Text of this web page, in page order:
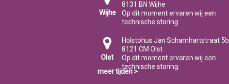
Wijhe
8131 BN Wijhe
Op dit moment ervaren wij een
technische storing.
Olst
Holstohus Jan Schamhartstraat 5b
8121 CM Olst
Op dit moment ervaren wij een
technische storing.
meer tijden >